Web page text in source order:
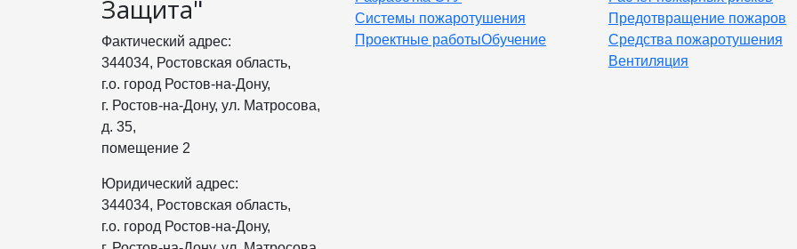
Защита"
Фактический адрес:
344034, Ростовская область,
г.о. город Ростов-на-Дону,
г. Ростов-на-Дону, ул. Матросова,
д. 35,
помещение 2
Юридический адрес:
344034, Ростовская область,
г.о. город Ростов-на-Дону,
Системы пожаротушения
Проектные работыОбучение
Предотвращение пожаров
Средства пожаротушения
Вентиляция